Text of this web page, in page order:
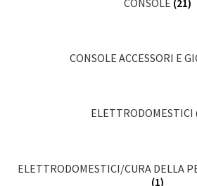
CONSOLE ACCESSORI E
ELETTRODOMESTICI
ELETTRODOMESTICI/CURA DELLA
(1)